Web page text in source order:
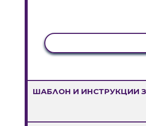
ШАБЛОН И ИНСТРУКЦИИ